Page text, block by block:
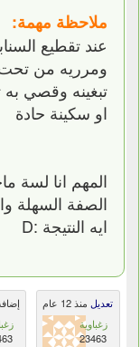
ملاحظة مهمة:
عند تقطيع
ومرريه من
تبغينه وقصي
او سكينة حادة
المهم انا لسة
الصفة السهلة
ايه النتيجة :D
إضافة
تعديل منذ 12 عام
زغباوية
23463